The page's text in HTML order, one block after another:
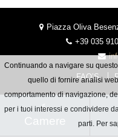
Camere
Piazza Oliva
+39 035
FAQ’S
Continuando a navigare su
quello di fornire analisi
comportamento di navigazione,
per i tuoi interessi e condividere
parti. Per